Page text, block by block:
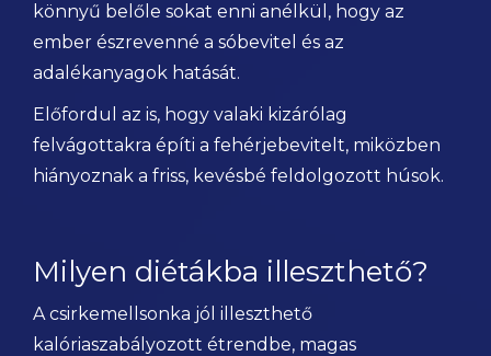
könnyű belőle sokat enni anélkül, hogy az
ember észrevenné a sóbevitel és az
adalékanyagok hatását.
Előfordul az is, hogy valaki kizárólag
felvágottakra építi a fehérjebevitelt, miközben
hiányoznak a friss, kevésbé feldolgozott húsok.
Milyen diétákba illeszthető?
A csirkemellsonka jól illeszthető
kalóriaszabályozott étrendbe, magas